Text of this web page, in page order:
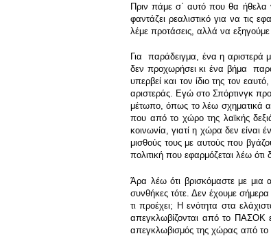
Πριν πάμε σ΄ αυτό που θα ήθελα
φαντάζει ρεαλιστικό για να τις
λέμε προτάσεις, αλλά να εξηγούμε
Για παράδειγμα, ένα η αριστερά
δεν προχωρήσει κι ένα βήμα
υπερβεί και τον ίδιο της τον
αριστεράς. Εγώ στο Σπόρτινγκ
μέτωπο, όπως το λέω σχηματικά
που από το χώρο της λαϊκής
κοινωνία, γιατί η χώρα δεν είναι
μισθούς τους με αυτούς που
πολιτική που εφαρμόζεται λέω ότι
Άρα λέω ότι βρισκόμαστε με μια
συνθήκες τότε. Δεν έχουμε
τι προέχει; Η ενότητα στα
απεγκλωβίζονται από το ΠΑΣΟΚ
απεγκλωβισμός της χώρας από το